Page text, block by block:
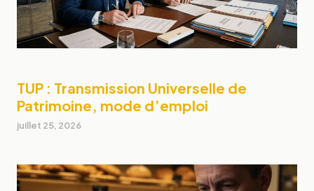
TUP : Transmission Universelle de
Patrimoine, mode d’emploi
juillet 25, 2026